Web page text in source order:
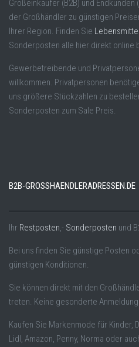
Großeinkäufer (B2B) und
der Großhändler zu günstigen
Ihrer Region. Finden Sie Lebensmittel
Sonderposten alle hier direkt online
Gewerbetreibende und
willkommen. Privatpersonen
uns größere Stückzahlen zu
Sonderposten zum Sale Preis.
B2B-GROSSHAENDLERADRESSEN.DE
Ihr Restposten ,- Sonderposten und
Bei uns finden Sie günstige Posten
günstigen Konditionen.
Sie können direkt mit den
treten. Keine gesonderte
Kaufen Sie Markenmode für Kinder,
Lidl, Amazon, Penny, Norma oder